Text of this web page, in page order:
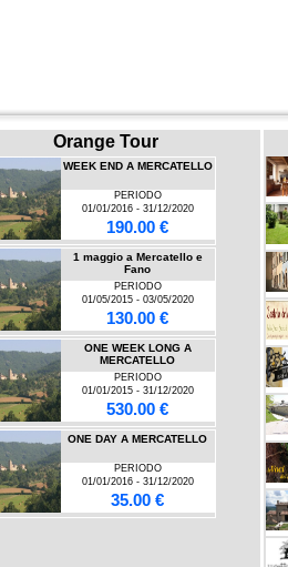
Orange Tour
WEEK END A MERCATELLO
PERIODO
01/01/2016 - 31/12/2020
190.00 €
1 maggio a Mercatello e
Fano
PERIODO
01/05/2015 - 03/05/2020
130.00 €
ONE WEEK LONG A
MERCATELLO
PERIODO
01/01/2015 - 31/12/2020
530.00 €
ONE DAY A MERCATELLO
PERIODO
01/01/2016 - 31/12/2020
35.00 €